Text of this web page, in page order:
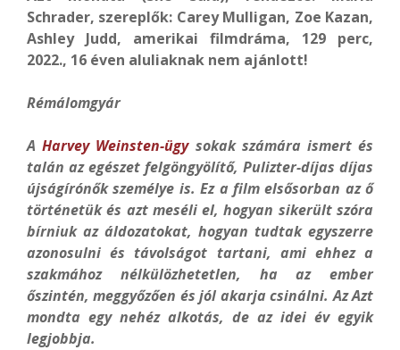
Schrader, szereplők: Carey Mulligan, Zoe Kazan,
Ashley Judd, amerikai filmdráma, 129 perc,
2022., 16 éven aluliaknak nem ajánlott!
Rémálomgyár
AHarvey Weinsten-ügysokak számára ismert és
talán az egészet felgöngyölítő, Pulizter-díjas díjas
újságírónők személye is. Ez a film elsősorban az ő
történetük és azt meséli el, hogyan sikerült szóra
bírniuk az áldozatokat, hogyan tudtak egyszerre
azonosulni és távolságot tartani, ami ehhez a
szakmához nélkülözhetetlen, ha az ember
őszintén, meggyőzően és jól akarja csinálni. Az Azt
mondta egy nehéz alkotás, de az idei év egyik
legjobbja.